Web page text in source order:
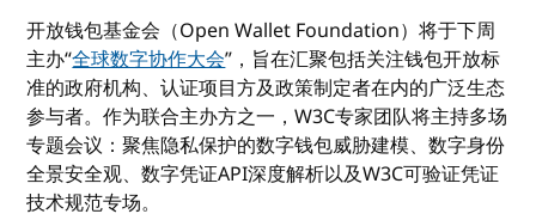
开放钱包基金会（Open Wallet Foundation）将于下周
主办“全球数字协作大会”，旨在汇聚包括关注钱包开放标
准的政府机构、认证项目方及政策制定者在内的广泛生态
参与者。作为联合主办方之一，W3C专家团队将主持多场
专题会议：聚焦隐私保护的数字钱包威胁建模、数字身份
全景安全观、数字凭证API深度解析以及W3C可验证凭证
技术规范专场。